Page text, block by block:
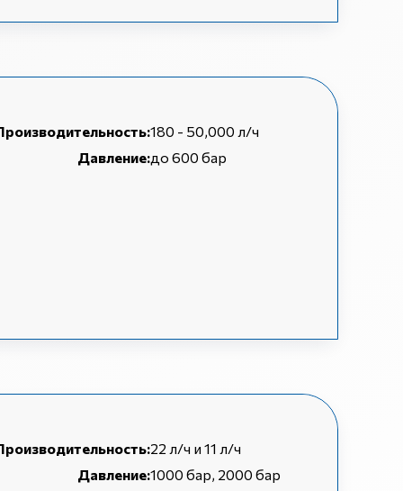
180 - 50,000 л/ч
Давление:до 600 бар
22 л/ч и 11 л/ч
Давление:1000 бар, 2000 бар